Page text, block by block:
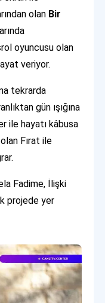
olan Bir
oyuncusu olan
veriyor.
tekrarda
gün ışığına
ile hayatı kâbusa
Fırat ile
Fadime, İlişki
projede yer